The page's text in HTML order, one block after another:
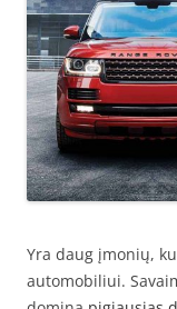
Yra daug įmonių,
automobiliui.